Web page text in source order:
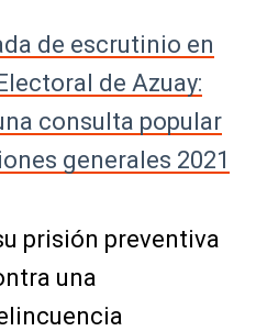
de escrutinio en
de Azuay:
consulta popular
generales 2021
prisión preventiva
una